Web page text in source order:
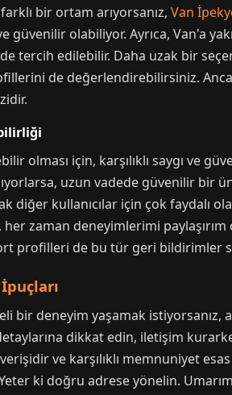
bir ortam arıyorsanız, Van
güvenilir olabiliyor. Ayrıca, Van'a
tercih edilebilir. Daha uzak bir
de değerlendirebilirsiniz.
olması için, karşılıklı saygı ve
uzun vadede güvenilir bir
diğer kullanıcılar için çok faydalı
her zaman deneyimlerimi
profilleri de bu tür geri bildirimler
bir deneyim yaşamak
dikkat edin, iletişim
ve karşılıklı memnuniyet
ki doğru adrese yönelin.